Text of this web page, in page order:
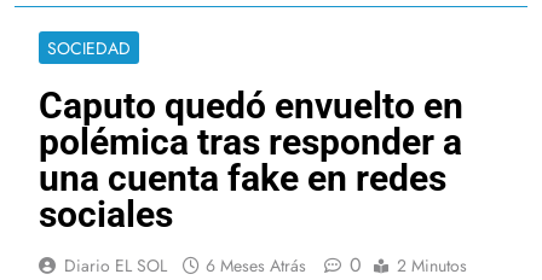
SOCIEDAD
Caputo quedó envuelto en
polémica tras responder a
una cuenta fake en redes
sociales
Diario EL SOL 6 Meses Atrás 0 2 Minutos